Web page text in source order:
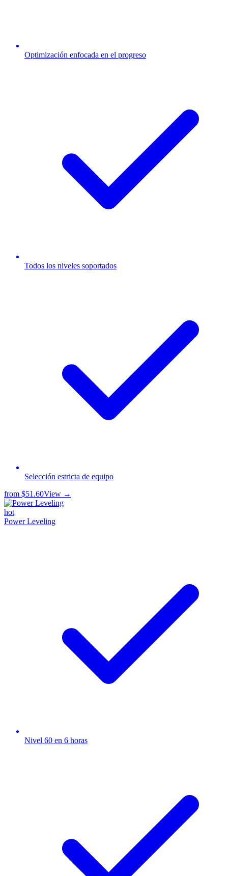
Optimización enfocada en el progreso
Todos los niveles soportados
Selección estricta de equipo
from $51.60View →
hot
Power Leveling
Nivel 60 en 6 horas